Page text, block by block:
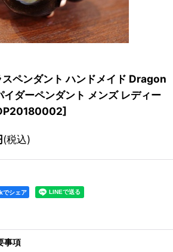
スペンダント ハンドメイド Dragon
ダーペンダント メンズ レディー
]
(税込)
でシェア
事項